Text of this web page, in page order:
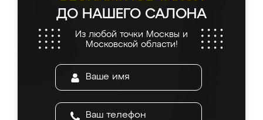
ДО НАШЕГО САЛОНА
Из любой точки Москвы и
Московской области!